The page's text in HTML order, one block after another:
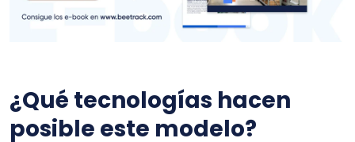
¿Qué tecnologías hacen
posible este modelo?